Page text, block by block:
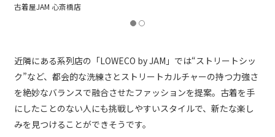
Elulu by JAM 心斎橋店
近隣にある系列店の「LOWECO by JAM」では“ストリートシッ
ク”など、都会的な洗練さとストリートカルチャーの持つ力強さ
を絶妙なバランスで融合させたファッションを提案。古着を手
にしたことのない人にも挑戦しやすいスタイルで、新たな楽し
みを見つけることができそうです。